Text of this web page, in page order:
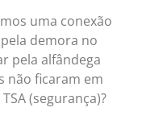
uma conexão
demora no
pela alfândega
não ficaram em
(segurança)?